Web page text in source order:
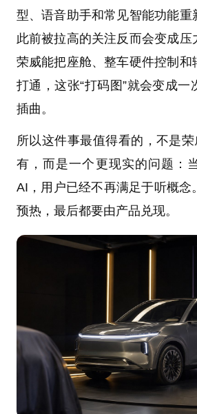
型、语音助手和常见智能功能重
此前被拉高的关注反而会变成压
荣威能把座舱、整车硬件控制和
打通，这张“打码图”就会变成一
插曲。
所以这件事最值得看的，不是荣
有，而是一个更现实的问题：
AI，用户已经不再满足于听概念
预热，最后都要由产品兑现。